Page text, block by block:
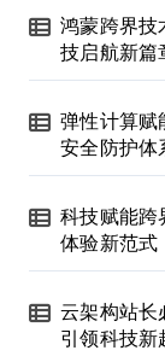
鸿蒙跨界技
技启航新篇
弹性计算赋
安全防护体
科技赋能跨
体验新范式
云架构站长
引领科技新